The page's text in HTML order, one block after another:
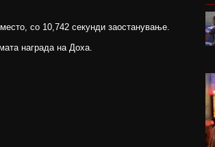
со 10,742 секунди заостанување.
награда на Доха.